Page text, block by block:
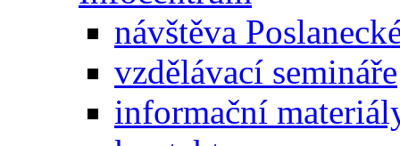
návštěva
vzdělávací semináře
informační